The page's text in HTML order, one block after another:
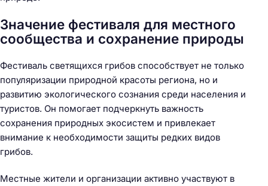
Значение фестиваля для местного
сообщества и сохранение природы
Фестиваль светящихся грибов способствует не только
популяризации природной красоты региона, но и
развитию экологического сознания среди населения и
туристов. Он помогает подчеркнуть важность
сохранения природных экосистем и привлекает
внимание к необходимости защиты редких видов
грибов.
Местные жители и организации активно участвуют в